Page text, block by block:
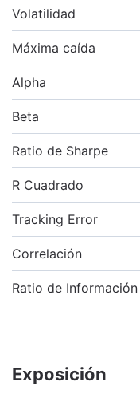
Volatilidad
Máxima caída
Alpha
Beta
Ratio de Sharpe
R Cuadrado
Tracking Error
Correlación
Ratio de Información
Exposición